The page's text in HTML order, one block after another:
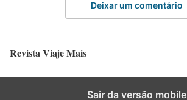
Deixar um comentário
Revista Viaje Mais
Sair da versão mobile